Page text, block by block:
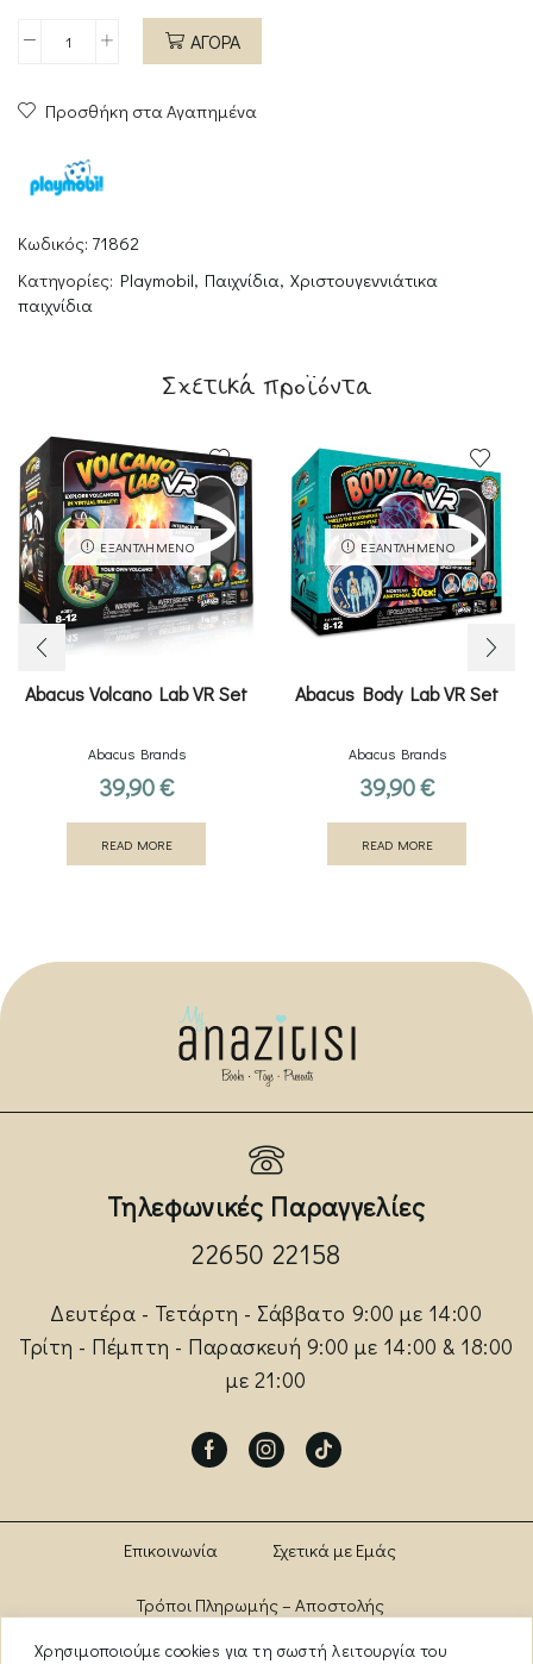
Χρησιμοποιούμε cookies για τη σωστή λειτουργία του
Άμαξα
Δύσης
ΑΓΟΡΑ
Προσθήκη στα Αγαπημένα
Κωδικός: 71862
Κατηγορίες: Playmobil, Παιχνίδια, Χριστουγεννιάτικα
παιχνίδια
Σχετικά προϊόντα
ΕΞΑΝΤΛΗΜΈΝΟ
Abacus Volcano Lab VR Set
Abacus Brands
39,90€
READ MORE
ΕΞΑΝΤΛΗΜΈΝΟ
Abacus Body Lab VR Set
Abacus Brands
39,90€
READ MORE
Τηλεφωνικές Παραγγελίες
22650 22158
Δευτέρα - Τετάρτη - Σάββατο 9:00 με 14:00
Τρίτη - Πέμπτη - Παρασκευή 9:00 με 14:00 & 18:00
με 21:00
FacebookInstagram
Tik-
Επικοινωνία Σχετικά με Εμάς
Τρόποι Πληρωμής – Αποστολής
Πολιτική Αλλαγών – Επιστροφών Brands